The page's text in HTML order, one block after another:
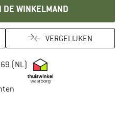
DE WINKELMAND
VERGELIJKEN
(NL) Vind hier de
de betalingsinformatie hier!